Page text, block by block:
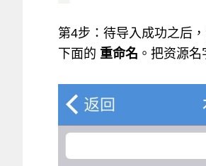
第4步：待导入成功之后
下面的 重命名 。把资源